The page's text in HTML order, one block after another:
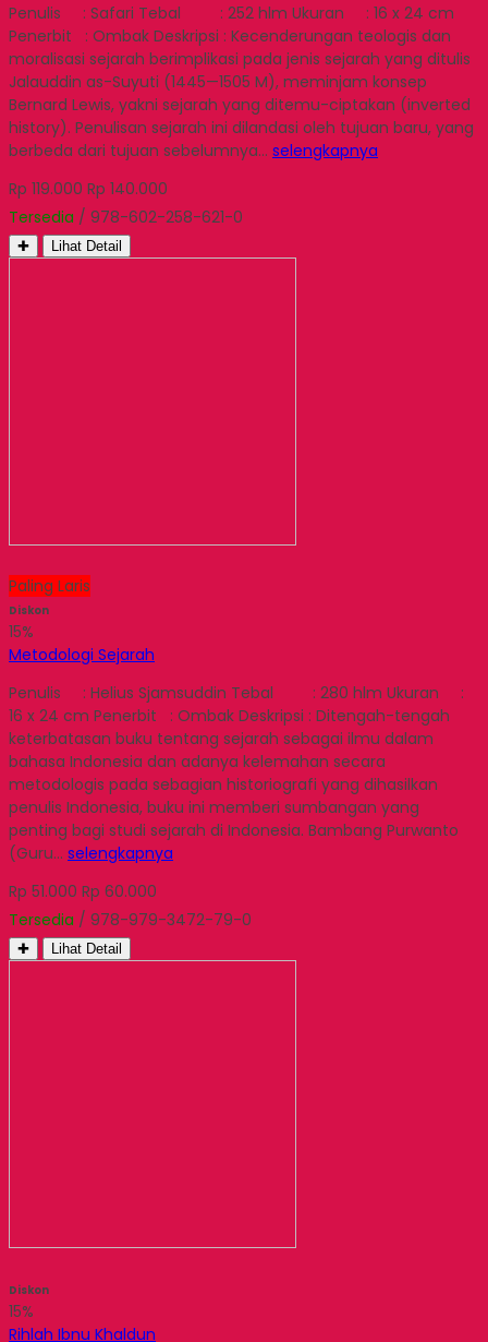
Penulis : Safari Tebal : 252 hlm Ukuran : 16 x 24 cm
Penerbit : Ombak Deskripsi : Kecenderungan teologis dan
moralisasi sejarah berimplikasi pada jenis sejarah yang ditulis
Jalauddin as-Suyuti (1445—1505 M), meminjam konsep
Bernard Lewis, yakni sejarah yang ditemu-ciptakan (inverted
history). Penulisan sejarah ini dilandasi oleh tujuan baru, yang
berbeda dari tujuan sebelumnya… selengkapnya
Rp 119.000 Rp 140.000
Tersedia / 978-602-258-621-0
✚ Lihat Detail
Paling Laris
Diskon
15%
Metodologi Sejarah
Penulis : Helius Sjamsuddin Tebal : 280 hlm Ukuran :
16 x 24 cm Penerbit : Ombak Deskripsi : Ditengah-tengah
keterbatasan buku tentang sejarah sebagai ilmu dalam
bahasa Indonesia dan adanya kelemahan secara
metodologis pada sebagian historiografi yang dihasilkan
penulis Indonesia, buku ini memberi sumbangan yang
penting bagi studi sejarah di Indonesia. Bambang Purwanto
(Guru… selengkapnya
Rp 51.000 Rp 60.000
Tersedia / 978-979-3472-79-0
✚ Lihat Detail
Diskon
15%
Rihlah Ibnu Khaldun